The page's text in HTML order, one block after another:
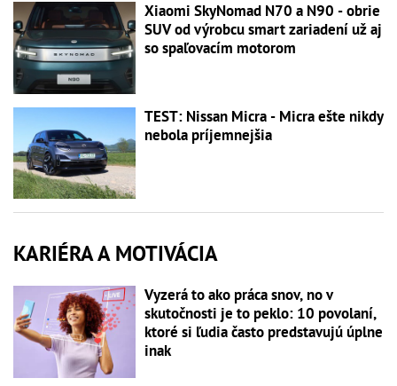
Xiaomi SkyNomad N70 a N90 - obrie
SUV od výrobcu smart zariadení už aj
so spaľovacím motorom
TEST: Nissan Micra - Micra ešte nikdy
nebola príjemnejšia
KARIÉRA A MOTIVÁCIA
Vyzerá to ako práca snov, no v
skutočnosti je to peklo: 10 povolaní,
ktoré si ľudia často predstavujú úplne
inak